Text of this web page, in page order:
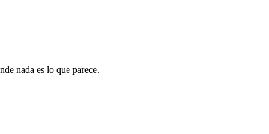
nada es lo que parece.